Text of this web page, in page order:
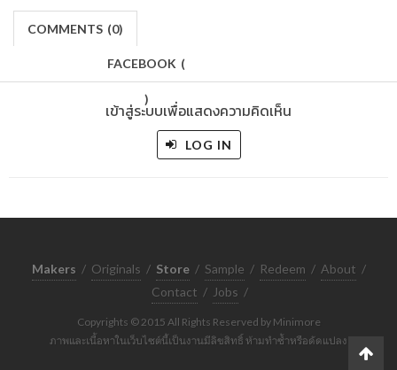
COMMENTS (0)
FACEBOOK (
)
เข้าสู่ระบบเพื่อแสดงความคิดเห็น
LOG IN
Makers / Originals / Store / Sample / Redeem / About /
Contact / Jobs /
Copyrights © 2015 All Rights Reserved by Minimore
ภาพและเนื้อหาในเว็บไซต์นี้เป็นงานมีลิขสิทธิ์ ห้ามทำซ้ำหรือดัดแปลง